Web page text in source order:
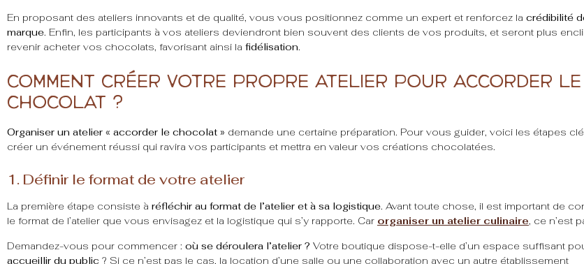
En proposant des ateliers innovants et de qualité, vous vous positionnez comme un expert et renforcez la crédibilité
marque. Enfin, les participants à vos ateliers deviendront bien souvent des clients de vos produits, et seront plus
revenir acheter vos chocolats, favorisant ainsi la fidélisation.
Comment créer votre propre atelier pour accorder le
chocolat ?
Organiser un atelier « accorder le chocolat » demande une certaine préparation. Pour vous guider, voici les étapes
créer un événement réussi qui ravira vos participants et mettra en valeur vos créations chocolatées.
1. Définir le format de votre atelier
La première étape consiste à réfléchir au format de l’atelier et à sa logistique. Avant toute chose, il est important de
le format de l’atelier que vous envisagez et la logistique qui s’y rapporte. Car organiser un atelier culinaire, ce n’est
Demandez-vous pour commencer : où se déroulera l’atelier ? Votre boutique dispose-t-elle d’un espace suffisant
accueillir du public ? Si ce n’est pas le cas, la location d’une salle ou une collaboration avec un autre établissement